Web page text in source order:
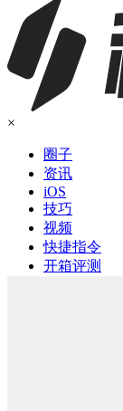
×
圈子
资讯
iOS
技巧
视频
快捷指令
开箱评测